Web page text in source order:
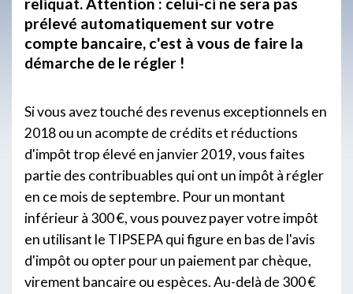
prélevé automatiquement sur votre
compte bancaire, c'est à vous de faire la
démarche de le régler !
Si vous avez touché des revenus exceptionnels en
2018 ou un acompte de crédits et réductions
d'impôt trop élevé en janvier 2019, vous faites
partie des contribuables qui ont un impôt à régler
en ce mois de septembre. Pour un montant
inférieur à 300 €, vous pouvez payer votre impôt
en utilisant le TIPSEPA qui figure en bas de l'avis
d'impôt ou opter pour un paiement par chèque,
virement bancaire ou espèces. Au-delà de 300 €